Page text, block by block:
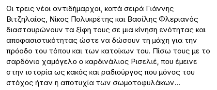
Οι τρεις νέοι αντιδήμαρχοι, κατά σειρά Γιάννης
Βιτζηλαίος, Νίκος Πολυκρέτης και Βασίλης Φλεριανός
διασταυρώνουν τα ξίφη τους σε μια κίνηση ενότητας και
αποφασιστικότητας ώστε να δώσουν τη μάχη για την
πρόοδο του τόπου και των κατοίκων του. Πίσω τους με το
σαρδόνιο χαμόγελο ο καρδινάλιος Ρισελιέ, που έμεινε
στην ιστορία ως κακός και ραδιούργος που μόνος του
στόχος ήταν η αποτυχία των σωματοφυλάκων…